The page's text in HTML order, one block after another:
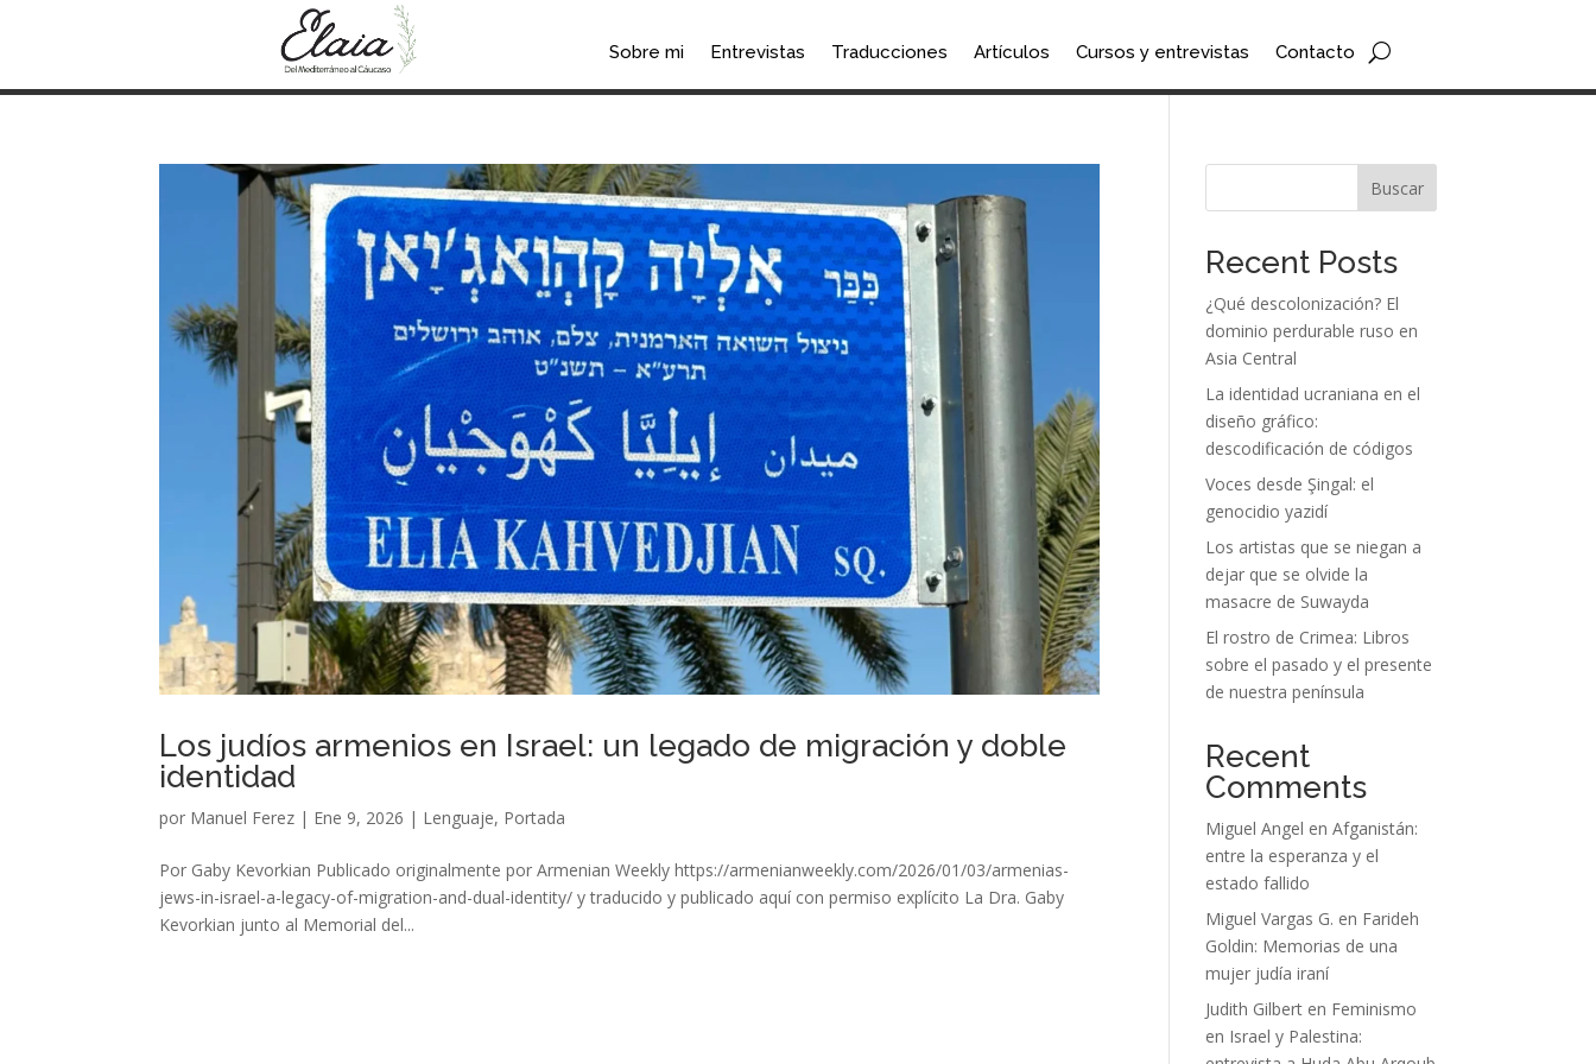
Sobre mi Entrevistas Traducciones Artículos Cursos y entrevistas Contacto
Los judíos armenios en Israel: un legado de migración y doble
identidad
por Manuel Ferez | Ene 9, 2026 | Lenguaje, Portada
Por Gaby Kevorkian Publicado originalmente por Armenian Weekly https://armenianweekly.com/2026/01/03/armenias-
jews-in-israel-a-legacy-of-migration-and-dual-identity/ y traducido y publicado aquí con permiso explícito La Dra. Gaby
Kevorkian junto al Memorial del...
Buscar
Recent Posts
¿Qué descolonización? El
dominio perdurable ruso en
Asia Central
La identidad ucraniana en el
diseño gráfico:
descodificación de códigos
Voces desde Şingal: el
genocidio yazidí
Los artistas que se niegan a
dejar que se olvide la
masacre de Suwayda
El rostro de Crimea: Libros
sobre el pasado y el presente
de nuestra península
Recent
Comments
Miguel Angel enAfganistán:
entre la esperanza y el
estado fallido
Miguel Vargas G. en Farideh
Goldin: Memorias de una
mujer judía iraní
Judith Gilbert en Feminismo
en Israel y Palestina: